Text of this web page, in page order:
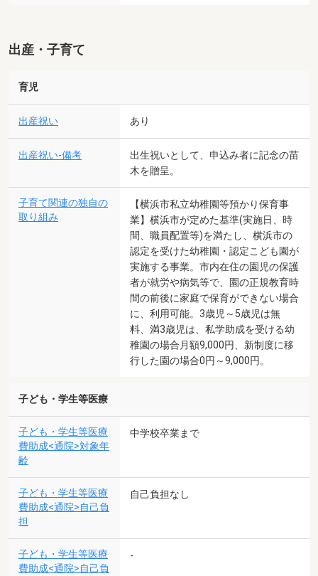
出産・子育て
育児
出産祝い あり
出産祝い-備考
出生祝いとして、申込み者に記念の苗
木を贈呈。
子育て関連の独自の
取り組み
【横浜市私立幼稚園等預かり保育事
業】横浜市が定めた基準(実施日、時
間、職員配置等)を満たし、横浜市の
認定を受けた幼稚園・認定こども園が
実施する事業。市内在住の園児の保護
者が就労や病気等で、園の正規教育時
間の前後に家庭で保育ができない場合
に、利用可能。3歳児～5歳児は無
料、満3歳児は、私学助成を受ける幼
稚園の場合月額9,000円、新制度に移
行した園の場合0円～9,000円。
子ども・学生等医療
子ども・学生等医療
費助成<通院>対象年
齢
中学校卒業まで
子ども・学生等医療
費助成<通院>自己負
担
自己負担なし
子ども・学生等医療
費助成<通院>自己負
-